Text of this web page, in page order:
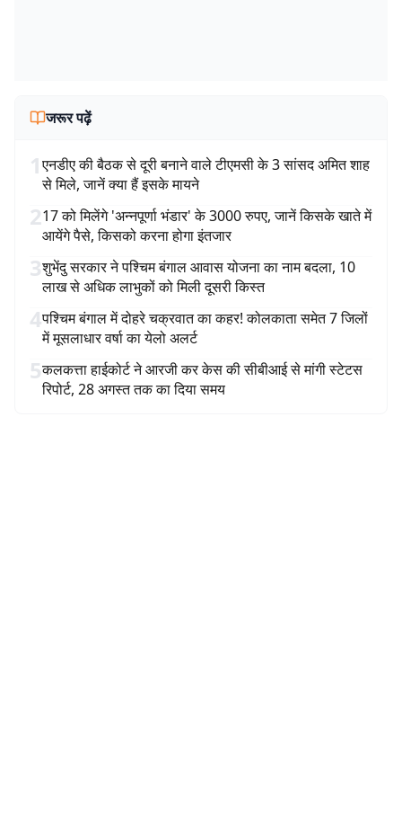
जरूर पढ़ें
1एनडीए की बैठक से दूरी बनाने वाले टीएमसी के 3 सांसद अमित शाह
से मिले, जानें क्या हैं इसके मायने
217 को मिलेंगे 'अन्नपूर्णा भंडार' के 3000 रुपए, जानें किसके खाते में
आयेंगे पैसे, किसको करना होगा इंतजार
3शुभेंदु सरकार ने पश्चिम बंगाल आवास योजना का नाम बदला, 10
लाख से अधिक लाभुकों को मिली दूसरी किस्त
4पश्चिम बंगाल में दोहरे चक्रवात का कहर! कोलकाता समेत 7 जिलों
में मूसलाधार वर्षा का येलो अलर्ट
5कलकत्ता हाईकोर्ट ने आरजी कर केस की सीबीआई से मांगी स्टेटस
रिपोर्ट, 28 अगस्त तक का दिया समय